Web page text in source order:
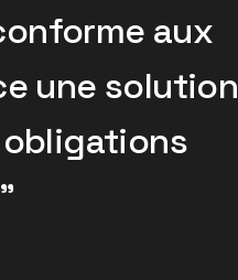
aux
une solution